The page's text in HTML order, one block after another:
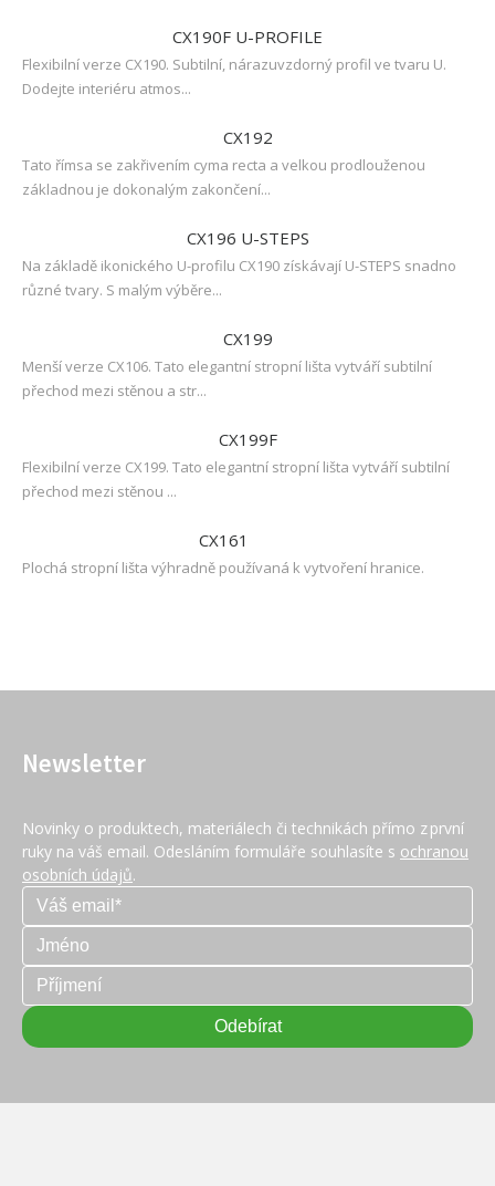
CX190F U-PROFILE
Flexibilní verze CX190. Subtilní, nárazuvzdorný profil ve tvaru U.
Dodejte interiéru atmos...
CX192
Tato římsa se zakřivením cyma recta a velkou prodlouženou
základnou je dokonalým zakončení...
CX196 U-STEPS
Na základě ikonického U-profilu CX190 získávají U-STEPS snadno
různé tvary. S malým výběre...
CX199
Menší verze CX106. Tato elegantní stropní lišta vytváří subtilní
přechod mezi stěnou a str...
CX199F
Flexibilní verze CX199. Tato elegantní stropní lišta vytváří subtilní
přechod mezi stěnou ...
CX161
Plochá stropní lišta výhradně používaná k vytvoření hranice.
Newsletter
Novinky o produktech, materiálech či technikách přímo z první
ruky na váš email. Odesláním formuláře souhlasíte s ochranou
osobních údajů.